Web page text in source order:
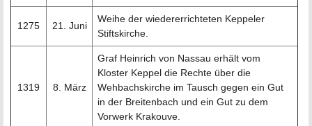
1275 21. Juni
Weihe der wiedererrichteten Keppeler
Stiftskirche.
1319 8. März
Graf Heinrich von Nassau erhält vom
Kloster Keppel die Rechte über die
Wehbachskirche im Tausch gegen ein Gut
in der Breitenbach und ein Gut zu dem
Vorwerk Krakouve.